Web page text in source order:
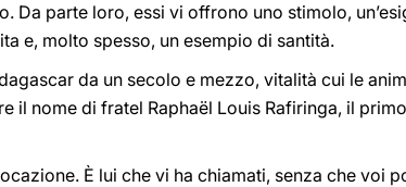
Da parte loro, essi vi offrono uno stimolo,
e, molto spesso, un esempio di santità.
da un secolo e mezzo, vitalità cui le
il nome di fratel Raphaël Louis Rafiringa, il primo
È lui che vi ha chiamati, senza che voi